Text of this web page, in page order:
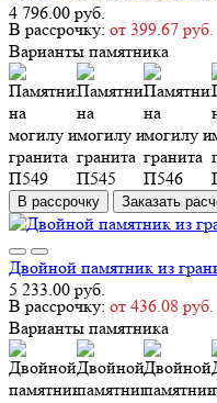
4 796.00 руб.
В рассрочку: от 399.67 руб.
Варианты памятника
В рассрочку Заказать
Двойной памятник из
5 233.00 руб.
В рассрочку: от 436.08 руб.
Варианты памятника